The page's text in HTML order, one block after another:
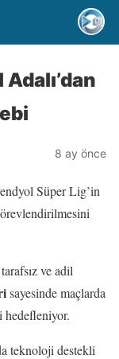
8 ay önce
Süper Lig’in
ve adil
sayesinde maçlarda
hedefleniyor.
teknoloji destekli